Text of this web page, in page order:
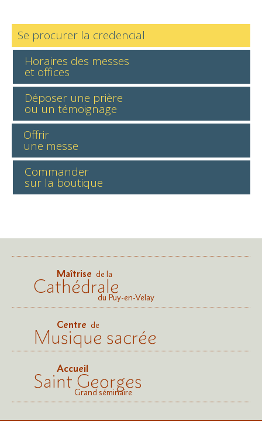
Se procurer la credencial
Horaires des messes
et offices
Déposer une prière
ou un témoignage
Offrir
une messe
Commander
sur la boutique
Maîtrise de la
Cathédraledu Puy-en-Velay
Centre de
Musique sacrée
Accueil
Saint Georges
Grand séminaire